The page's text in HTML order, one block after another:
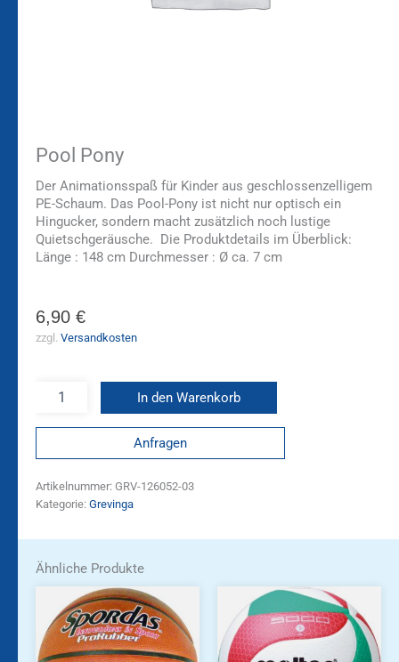
Pool Pony
Der Animationsspaß für Kinder aus geschlossenzelligem
PE-Schaum. Das Pool-Pony ist nicht nur optisch ein
Hingucker, sondern macht zusätzlich noch lustige
Quietschgeräusche. Die Produktdetails im Überblick:
Länge : 148 cm Durchmesser : Ø ca. 7 cm
6,90 €
zzgl. Versandkosten
In den Warenkorb
Anfragen
Artikelnummer: GRV-126052-03
Kategorie: Grevinga
Ähnliche Produkte